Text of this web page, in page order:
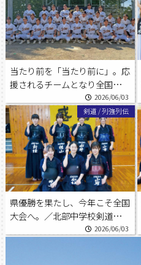
当たり前を「当たり前に」。応
援されるチームとなり全国へ。
／入野中学校野球部
2026/06/03
剣道 /列強列伝
県優勝を果たし、今年こそ全国
大会へ。／北部中学校剣道部女
2026/06/03